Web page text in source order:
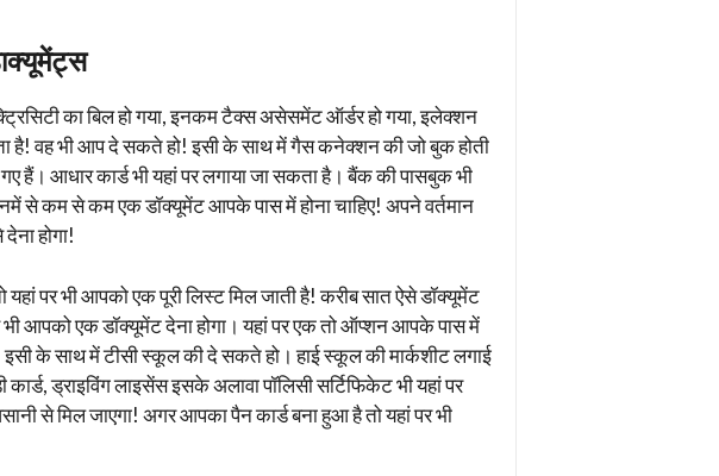
का बिल हो गया, इनकम टैक्स असेसमेंट ऑर्डर हो गया, इलेक्शन
है! वह भी आप दे सकते हो! इसी के साथ में गैस कनेक्शन की जो बुक होती
आधार कार्ड भी यहां पर लगाया जा सकता है। बैंक की पासबुक भी
से कम से कम एक डॉक्यूमेंट आपके पास में होना चाहिए! अपने वर्तमान
होगा!
पर भी आपको एक पूरी लिस्ट मिल जाती है! करीब सात ऐसे डॉक्यूमेंट
आपको एक डॉक्यूमेंट देना होगा। यहां पर एक तो ऑप्शन आपके पास में
के साथ में टीसी स्कूल की दे सकते हो। हाई स्कूल की मार्कशीट लगाई
ड्राइविंग लाइसेंस इसके अलावा पॉलिसी सर्टिफिकेट भी यहां पर
से मिल जाएगा! अगर आपका पैन कार्ड बना हुआ है तो यहां पर भी